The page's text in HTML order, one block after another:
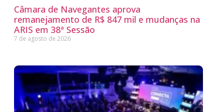
Câmara de Navegantes aprova
remanejamento de R$ 847 mil e mudanças na
ARIS em 38ª Sessão
7 de agosto de 2026